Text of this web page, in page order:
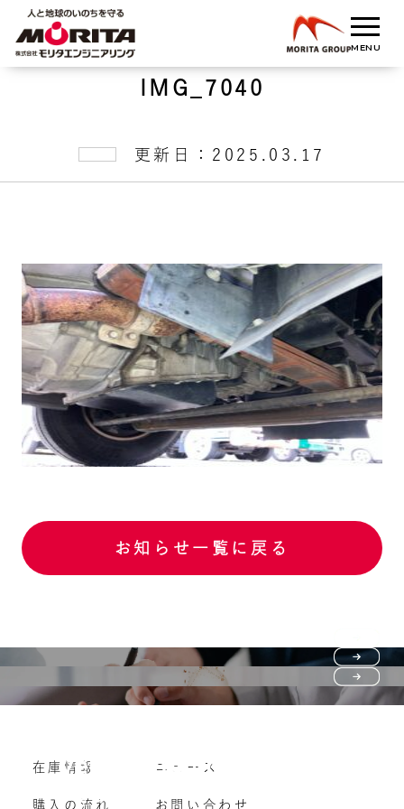
IMG_7040
更新日：2025.03.17
お知らせ一覧に戻る
購入の流れ
よくいただくご質問
Vehicle purchase
車両買い取り
在庫情報
購入の流れ
ニュース
お問い合わせ